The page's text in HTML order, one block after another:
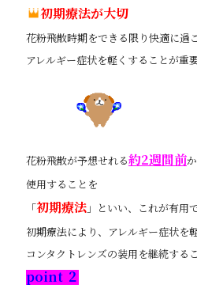
初期療法が大切
花粉飛散時期をできる限り快適に過
アレルギー症状を軽くすることが重
花粉飛散が予想せれる約2週間前
使用することを
「初期療法 」といい、これが有用で
初期療法により、アレルギー症状を
コンタクトレンズの装用を継続する
point ２